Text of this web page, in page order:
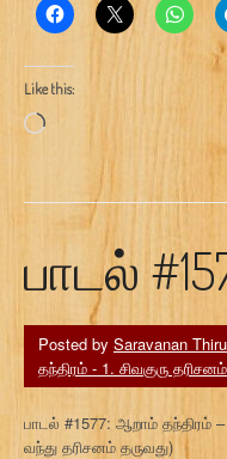
Like this:
Loading…
பாடல்
Posted by Saravanan
தந்திரம் - 1. சிவகுரு தரிசனம்
பாடல் #1577: ஆறாம் தந்திரம்
வந்து தரிசனம் தருவது)